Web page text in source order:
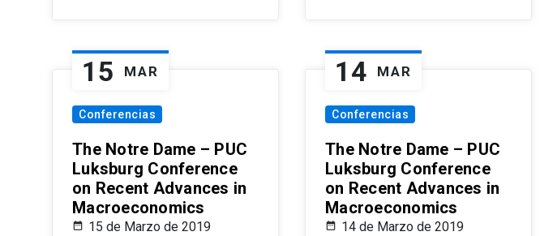
15 MAR
Conferencias
The Notre Dame – PUC
Luksburg Conference
on Recent Advances in
Macroeconomics
15 de Marzo de 2019
14 MAR
Conferencias
The Notre Dame – PUC
Luksburg Conference
on Recent Advances in
Macroeconomics
14 de Marzo de 2019